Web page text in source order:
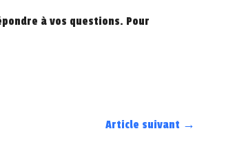
à vos questions. Pour
Article suivant →